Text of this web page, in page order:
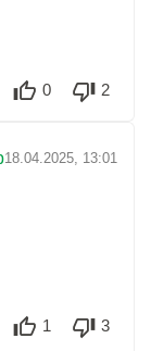
0
2
18.04.2025, 13:01
1
3